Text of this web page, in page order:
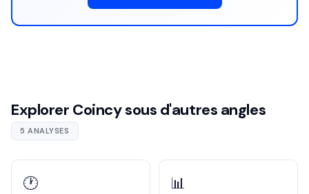
Explorer Coincy sous d'autres angles
5 ANALYSES
🕐 📊